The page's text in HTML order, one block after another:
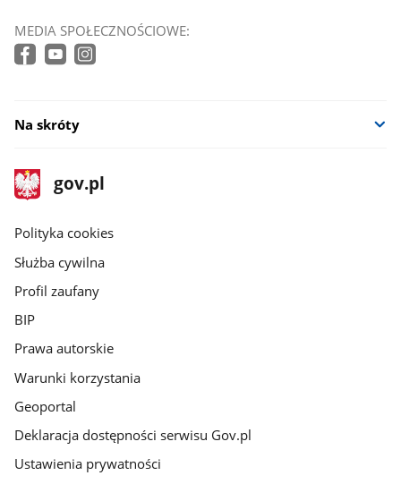
MEDIA SPOŁECZNOŚCIOWE:
Na skróty
stopka
gov.pl
Strona
gov.pl
gov.pl
Polityka cookies
Służba cywilna
Profil zaufany
BIP
Prawa autorskie
Warunki korzystania
Geoportal
Deklaracja dostępności serwisu Gov.pl
Ustawienia prywatności